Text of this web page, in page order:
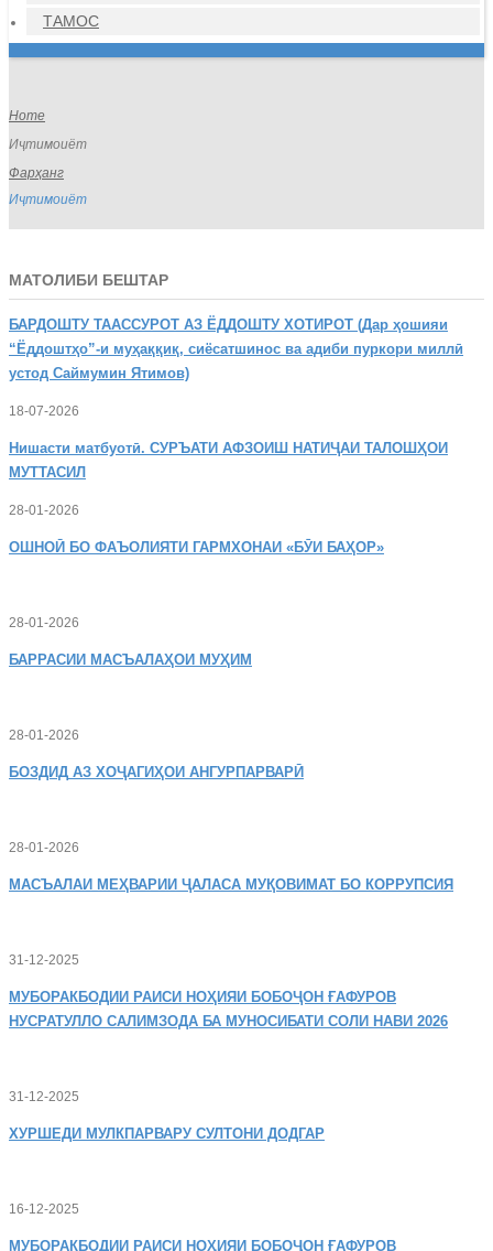
ТАМОС
Home
Иҷтимоиёт
Фарҳанг
Иҷтимоиёт
МАТОЛИБИ БЕШТАР
БАРДОШТУ ТААССУРОТ АЗ ЁДДОШТУ ХОТИРОТ (Дар ҳошияи
“Ёддоштҳо”-и муҳаққиқ, сиёсатшинос ва адиби пуркори миллӣ
устод Саймумин Ятимов)
18-07-2026
Нишасти матбуотӣ. СУРЪАТИ АФЗОИШ НАТИҶАИ ТАЛОШҲОИ
МУТТАСИЛ
28-01-2026
ОШНОӢ БО ФАЪОЛИЯТИ ГАРМХОНАИ «БӮИ БАҲОР»
28-01-2026
БАРРАСИИ МАСЪАЛАҲОИ МУҲИМ
28-01-2026
БОЗДИД АЗ ХОҶАГИҲОИ АНГУРПАРВАРӢ
28-01-2026
МАСЪАЛАИ МЕҲВАРИИ ҶАЛАСА МУҚОВИМАТ БО КОРРУПСИЯ
31-12-2025
МУБОРАКБОДИИ РАИСИ НОҲИЯИ БОБОҶОН ҒАФУРОВ
НУСРАТУЛЛО САЛИМЗОДА БА МУНОСИБАТИ СОЛИ НАВИ 2026
31-12-2025
ХУРШЕДИ МУЛКПАРВАРУ СУЛТОНИ ДОДГАР
16-12-2025
МУБОРАКБОДИИ РАИСИ НОҲИЯИ БОБОҶОН ҒАФУРОВ